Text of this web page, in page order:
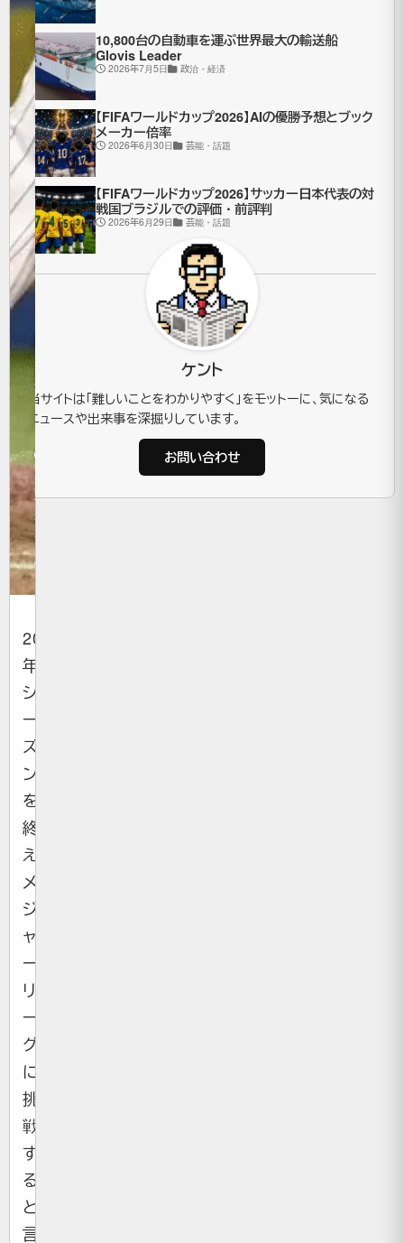
こ
と
も
あ
る
上
手
さ
の
理
由
年11月
4日
芸
能・
話題
2025
年
シ
ー
ズ
ン
を
終
え、
メ
ジ
ャ
ー
リ
ー
グ
に
挑
戦
す
る
と
言
10,800台の自動車を運ぶ世界最大の輸送船
Glovis Leader
2026年7月5日 政治・経済
【FIFAワールドカップ2026】AIの優勝予想とブック
メーカー倍率
2026年6月30日 芸能・話題
【FIFAワールドカップ2026】サッカー日本代表の対
戦国ブラジルでの評価・前評判
2026年6月29日 芸能・話題
ケント
当サイトは「難しいことをわかりやすく」をモットーに、気になる
ニュースや出来事を深掘りしています。
お問い合わせ